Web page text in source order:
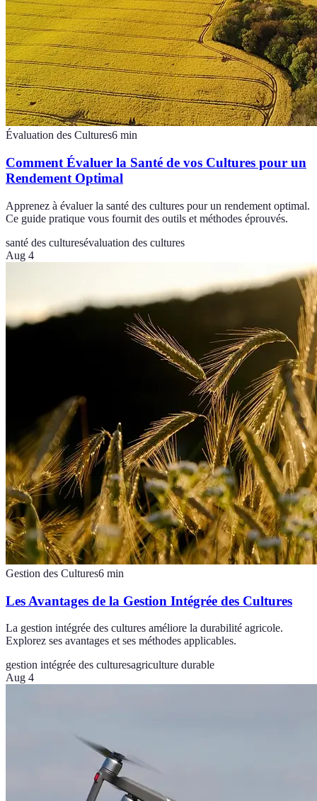
Évaluation des Cultures6 min
Comment Évaluer la Santé de vos Cultures pour un
Rendement Optimal
Apprenez à évaluer la santé des cultures pour un rendement optimal.
Ce guide pratique vous fournit des outils et méthodes éprouvés.
santé des culturesévaluation des cultures
Aug 4
Gestion des Cultures6 min
Les Avantages de la Gestion Intégrée des Cultures
La gestion intégrée des cultures améliore la durabilité agricole.
Explorez ses avantages et ses méthodes applicables.
gestion intégrée des culturesagriculture durable
Aug 4